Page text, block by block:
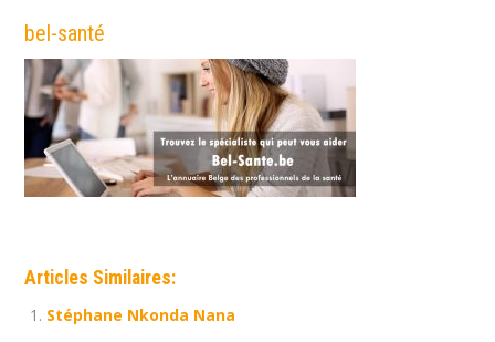
bel-santé
Articles Similaires:
Stéphane Nkonda Nana